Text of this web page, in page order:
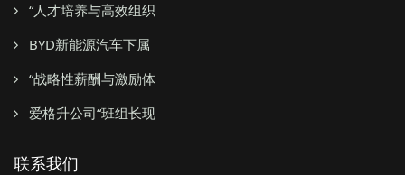
“人才培养与高效组织
BYD新能源汽车下属
“战略性薪酬与激励体
爱格升公司“班组长现
联系我们